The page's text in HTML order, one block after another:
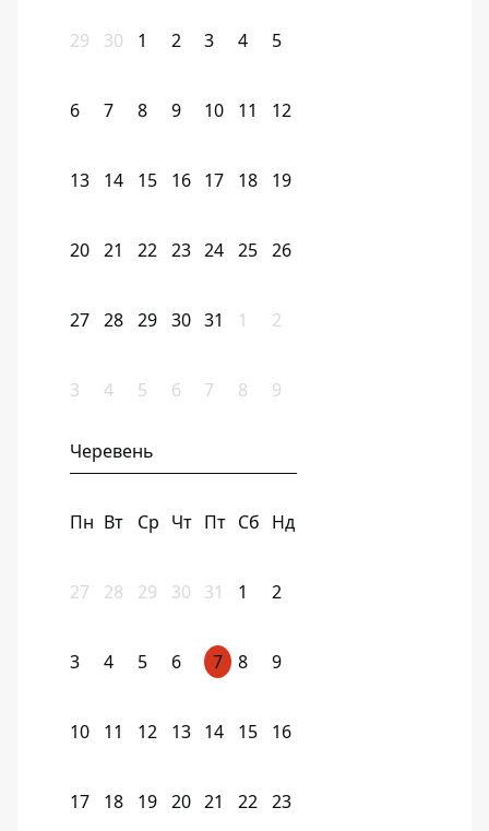
29 30 1 2 3 4 5
6 7 8 9 10 11 12
13 14 15 16 17 18 19
20 21 22 23 24 25 26
27 28 29 30 31 1 2
3 4 5 6 7 8 9
Черевень
Пн Вт Ср Чт Пт Сб Нд
27 28 29 30 31 1 2
3 4 5 6 7 8 9
10 11 12 13 14 15 16
17 18 19 20 21 22 23